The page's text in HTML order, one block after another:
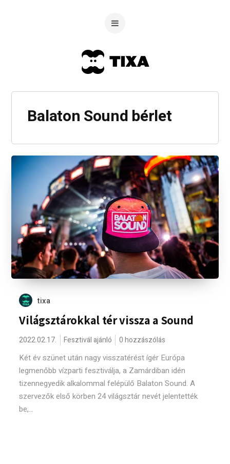
Balaton Sound bérlet
tixa
Világsztárokkal tér vissza a Sound
2022.02.17. Fesztivál ajánló 0 hozzászólás
Két év szünet után nagy visszatérést ígér Európa
legmenőbb vízparti fesztiválja, a Zamárdiban idén
tizennegyedik alkalommal felépülő Balaton Sound. A
szervezők első körben 24 világsztár nevét jelentették
be,...